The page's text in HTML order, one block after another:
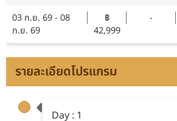
03 ก.ย. 69 - 08
ก.ย. 69
฿
42,999
-
รายละเอียดโปรแกรม
Day : 1